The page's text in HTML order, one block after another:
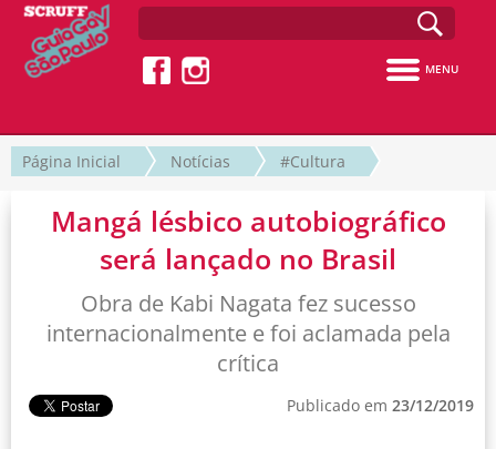
MENU
Página Inicial Notícias #Cultura
Mangá lésbico autobiográfico
será lançado no Brasil
Obra de Kabi Nagata fez sucesso
internacionalmente e foi aclamada pela
crítica
Publicado em 23/12/2019